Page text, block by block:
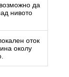
да
нивото
оток
околу